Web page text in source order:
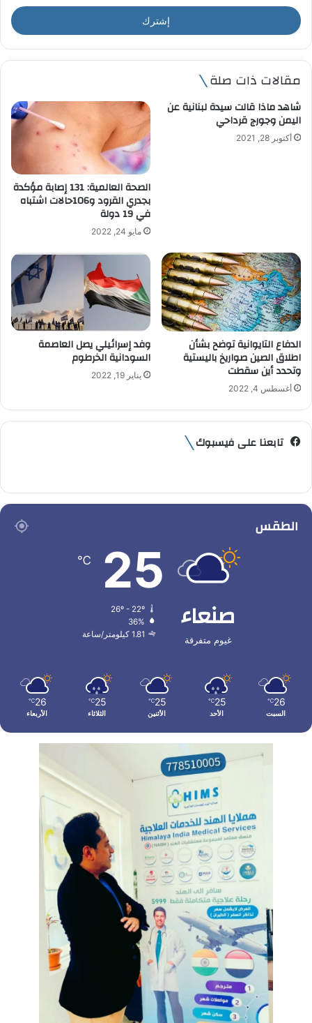
خ
ل
ر
د
ا
ل
إ
مقالات ذات صلة
شاهد ماذا قالت سيدة لبنانية عن
اليمن وجورج قرداحي
أكتوبر 28, 2021
الصحة العالمية: 131 إصابة مؤكدة
بجدري القرود و106حالات اشتباه
في 19 دولة
مايو 24, 2022
الدفاع التايوانية توضح بشأن
اطلاق الصين صواريخ باليستية
وتحدد أين سقطت
أغسطس 4, 2022
وفد إسرائيلي يصل العاصمة
السودانية الخرطوم
يناير 19, 2022
تابعنا على فيسبوك
الطقس
صنعاء
غيوم متفرقة
25
℃
26º - 22º
36%
1.81 كيلومتر/ساعة
26
℃
السبت
25
℃
الأحد
25
℃
الأثنين
25
℃
الثلاثاء
26
℃
الأربعاء